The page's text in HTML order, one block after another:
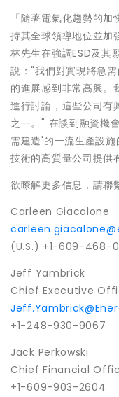
「隨著電氣化趨勢的
持其全球領導地位並加
林先生在強調ESD及其
說："我們對實現將急
的進展感到非常高興。
進行討論，這些公司有
之一。" 在談到融資機
需建造'的一流生產設
技術的高質量公司提供
欲瞭解更多信息，請聯
Carleen Giacalone
(U.S.) +1-609-468-
Jeff
Chief Executive
+1-248-
Jack Perkowski
Chief
+1-609-903-2604